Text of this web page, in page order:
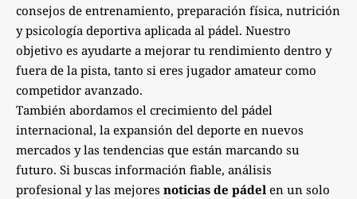
consejos de entrenamiento, preparación física, nutrición
y psicología deportiva aplicada al pádel. Nuestro
objetivo es ayudarte a mejorar tu rendimiento dentro y
fuera de la pista, tanto si eres jugador amateur como
competidor avanzado.
También abordamos el crecimiento del pádel
internacional, la expansión del deporte en nuevos
mercados y las tendencias que están marcando su
futuro. Si buscas información fiable, análisis
profesional y las mejores noticias de pádel en un solo